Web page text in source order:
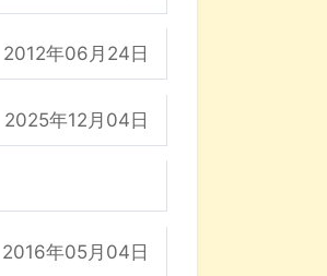
2012年06月24日
2025年12月04日
2016年05月04日